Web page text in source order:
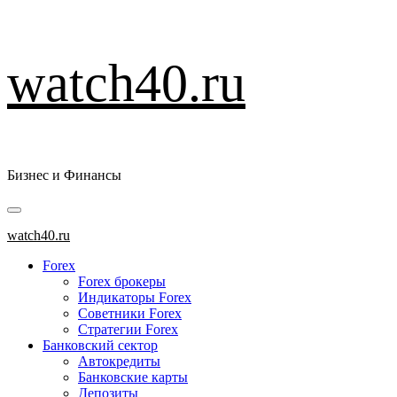
к
содержимому
watch40.ru
Бизнес и Финансы
Основное
меню
watch40.ru
Forex
Forex брокеры
Индикаторы Forex
Советники Forex
Стратегии Forex
Банковский сектор
Автокредиты
Банковские карты
Депозиты